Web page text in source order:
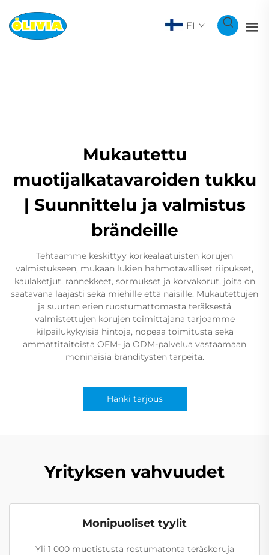
FI
Mukautettu
muotijalkatavaroiden tukku
| Suunnittelu ja valmistus
brändeille
Tehtaamme keskittyy korkealaatuisten korujen
valmistukseen, mukaan lukien hahmotavalliset riipukset,
kaulaketjut, rannekkeet, sormukset ja korvakorut, joita on
saatavana laajasti sekä miehille että naisille. Mukautettujen
ja suurten erien ruostumattomasta teräksestä
valmistettujen korujen toimittajana tarjoamme
kilpailukykyisiä hintoja, nopeaa toimitusta sekä
ammattitaitoista OEM- ja ODM-palvelua vastaamaan
moninaisia bränditysten tarpeita.
Hanki tarjous
Yrityksen vahvuudet
Monipuoliset tyylit
Yli 1 000 muotistusta rostumatonta teräskoruja